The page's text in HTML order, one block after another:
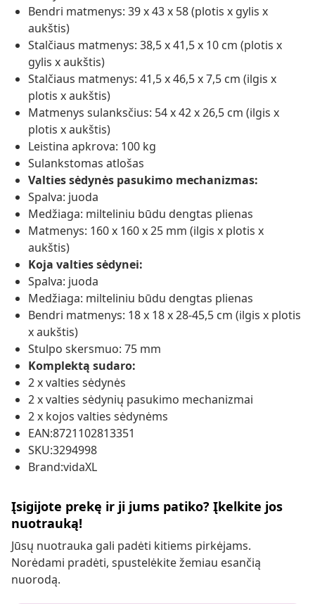
Bendri matmenys: 39 x 43 x 58 (plotis x gylis x
aukštis)
Stalčiaus matmenys: 38,5 x 41,5 x 10 cm (plotis x
gylis x aukštis)
Stalčiaus matmenys: 41,5 x 46,5 x 7,5 cm (ilgis x
plotis x aukštis)
Matmenys sulanksčius: 54 x 42 x 26,5 cm (ilgis x
plotis x aukštis)
Leistina apkrova: 100 kg
Sulankstomas atlošas
Valties sėdynės pasukimo mechanizmas:
Spalva: juoda
Medžiaga: milteliniu būdu dengtas plienas
Matmenys: 160 x 160 x 25 mm (ilgis x plotis x
aukštis)
Koja valties sėdynei:
Spalva: juoda
Medžiaga: milteliniu būdu dengtas plienas
Bendri matmenys: 18 x 18 x 28-45,5 cm (ilgis x plotis
x aukštis)
Stulpo skersmuo: 75 mm
Komplektą sudaro:
2 x valties sėdynės
2 x valties sėdynių pasukimo mechanizmai
2 x kojos valties sėdynėms
EAN:8721102813351
SKU:3294998
Brand:vidaXL
Įsigijote prekę ir ji jums patiko? Įkelkite jos
nuotrauką!
Jūsų nuotrauka gali padėti kitiems pirkėjams.
Norėdami pradėti, spustelėkite žemiau esančią
nuorodą.